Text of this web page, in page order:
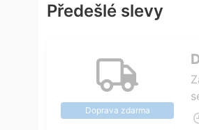
Předešlé slevy
Doprava zdarma